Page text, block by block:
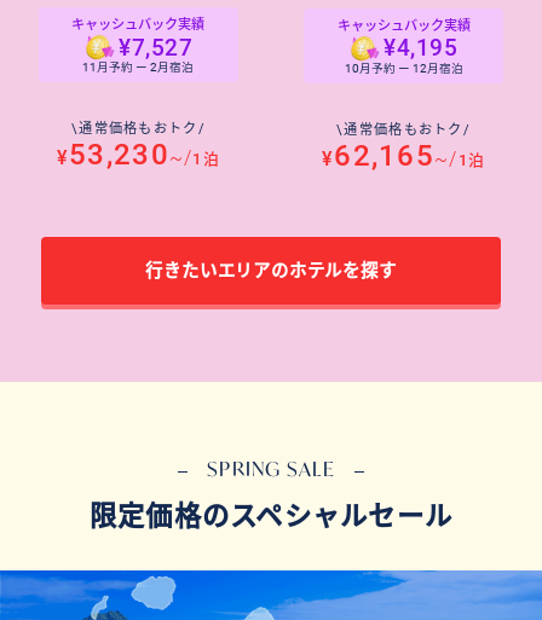
キャッシュバック実績
¥7,527
11月予約 ー 2月宿泊
\通常価格もおトク/
¥53,230~/1泊
キャッシュバック実績
¥4,195
10月予約 ー 12月宿泊
\通常価格もおトク/
¥62,165~/1泊
行きたいエリアのホテルを探す
SPRING SALE
限定価格のスペシャルセール